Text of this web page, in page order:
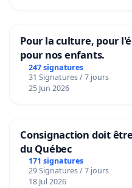
Pour la culture, pour
pour nos enfants.
247 signatures
31 Signatures / 7 jours
25 Jun 2026
Consignaction doit
du Québec
171 signatures
29 Signatures / 7 jours
18 Jul 2026